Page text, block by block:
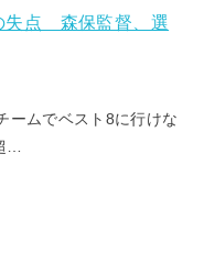
失点 森保監督、選
ームでベスト8に行けな
…